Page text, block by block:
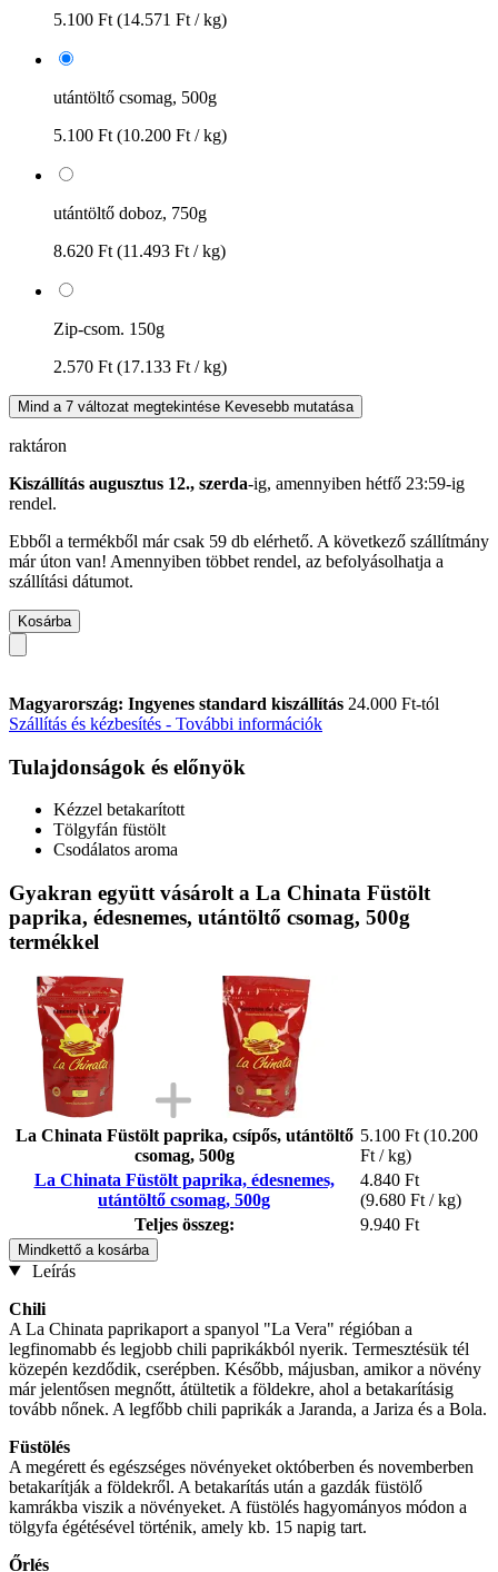
5.100 Ft (14.571 Ft / kg)
utántöltő csomag, 500g
5.100 Ft (10.200 Ft / kg)
utántöltő doboz, 750g
8.620 Ft (11.493 Ft / kg)
Zip-csom. 150g
2.570 Ft (17.133 Ft / kg)
Mind a 7 változat megtekintése Kevesebb mutatása
raktáron
Kiszállítás augusztus 12., szerda-ig, amennyiben hétfő 23:59-ig
rendel.
Ebből a termékből már csak 59 db elérhető. A következő szállítmány
már úton van! Amennyiben többet rendel, az befolyásolhatja a
szállítási dátumot.
Kosárba
Magyarország: Ingyenes standard kiszállítás 24.000 Ft-tól
Szállítás és kézbesítés - További információk
Tulajdonságok és előnyök
Kézzel betakarított
Tölgyfán füstölt
Csodálatos aroma
Gyakran együtt vásárolt a La Chinata Füstölt
paprika, édesnemes, utántöltő csomag, 500g
termékkel
La Chinata Füstölt paprika, csípős, utántöltő
csomag, 500g
5.100 Ft (10.200
Ft / kg)
La Chinata Füstölt paprika, édesnemes,
utántöltő csomag, 500g
4.840 Ft
(9.680 Ft / kg)
Teljes összeg:
9.940 Ft
Mindkettő a kosárba
Leírás
Chili
A La Chinata paprikaport a spanyol "La Vera" régióban a
legfinomabb és legjobb chili paprikákból nyerik. Termesztésük tél
közepén kezdődik, cserépben. Később, májusban, amikor a növény
már jelentősen megnőtt, átültetik a földekre, ahol a betakarításig
tovább nőnek. A legfőbb chili paprikák a Jaranda, a Jariza és a Bola.
Füstölés
A megérett és egészséges növényeket októberben és novemberben
betakarítják a földekről. A betakarítás után a gazdák füstölő
kamrákba viszik a növényeket. A füstölés hagyományos módon a
tölgyfa égétésével történik, amely kb. 15 napig tart.
Őrlés